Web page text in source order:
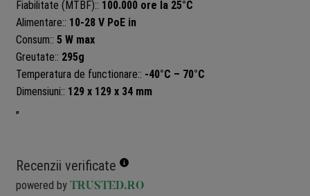
Fiabilitate (MTBF):: 100.000 ore la 25°C
Alimentare:: 10-28 V PoE in
Consum:: 5 W max
Greutate:: 295g
Temperatura de functionare:: -40°C – 70°C
Dimensiuni:: 129 x 129 x 34 mm
„
Recenzii verificate
powered by TRUSTED.RO